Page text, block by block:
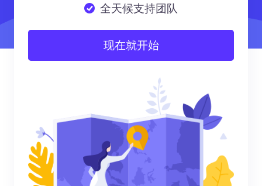
全天候支持团队
现在就开始